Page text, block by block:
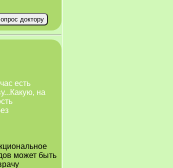
есть
на
может быть